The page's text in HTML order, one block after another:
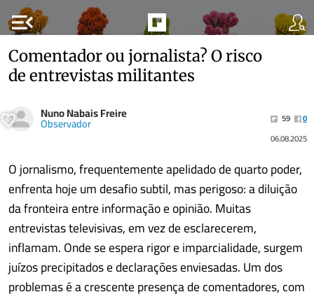
menu_open
Comentador ou jornalista? O risco
de entrevistas militantes
Nuno Nabais Freire
Observador 59
0
06.08.2025
O jornalismo, frequentemente apelidado de quarto poder,
enfrenta hoje um desafio subtil, mas perigoso: a diluição
da fronteira entre informação e opinião. Muitas
entrevistas televisivas, em vez de esclarecerem,
inflamam. Onde se espera rigor e imparcialidade, surgem
juízos precipitados e declarações enviesadas. Um dos
problemas é a crescente presença de comentadores, com